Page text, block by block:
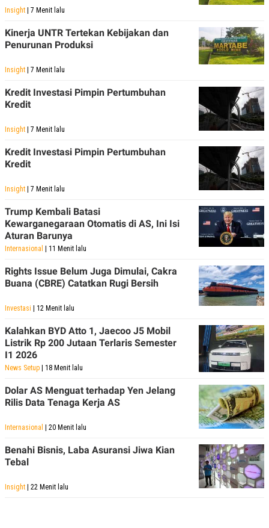
Insight | 7 Menit lalu
Kinerja UNTR Tertekan Kebijakan dan
Penurunan Produksi
Insight | 7 Menit lalu
Kredit Investasi Pimpin Pertumbuhan
Kredit
Insight | 7 Menit lalu
Kredit Investasi Pimpin Pertumbuhan
Kredit
Insight | 7 Menit lalu
Trump Kembali Batasi
Kewarganegaraan Otomatis di AS, Ini Isi
Aturan Barunya
Internasional | 11 Menit lalu
Rights Issue Belum Juga Dimulai, Cakra
Buana (CBRE) Catatkan Rugi Bersih
Investasi | 12 Menit lalu
Kalahkan BYD Atto 1, Jaecoo J5 Mobil
Listrik Rp 200 Jutaan Terlaris Semester
I1 2026
News Setup | 18 Menit lalu
Dolar AS Menguat terhadap Yen Jelang
Rilis Data Tenaga Kerja AS
Internasional | 20 Menit lalu
Benahi Bisnis, Laba Asuransi Jiwa Kian
Tebal
Insight | 22 Menit lalu